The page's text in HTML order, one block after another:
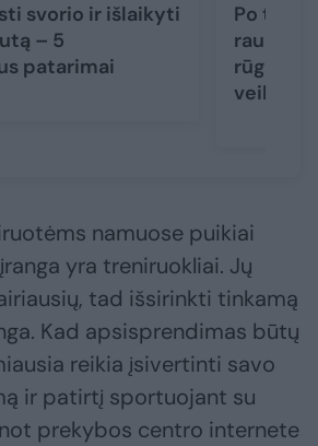
svorio ir išlaikyti
– 5
patarimai
Po
rūgštis
veikia iš
namuose puikiai
yra treniruokliai. Jų
tad išsirinkti tinkamą
Kad apsisprendimas būtų
reikia įsivertinti savo
ir patirtį sportuojant su
prekybos centro internete